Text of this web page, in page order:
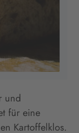
und
für eine
Kartoffelklos.